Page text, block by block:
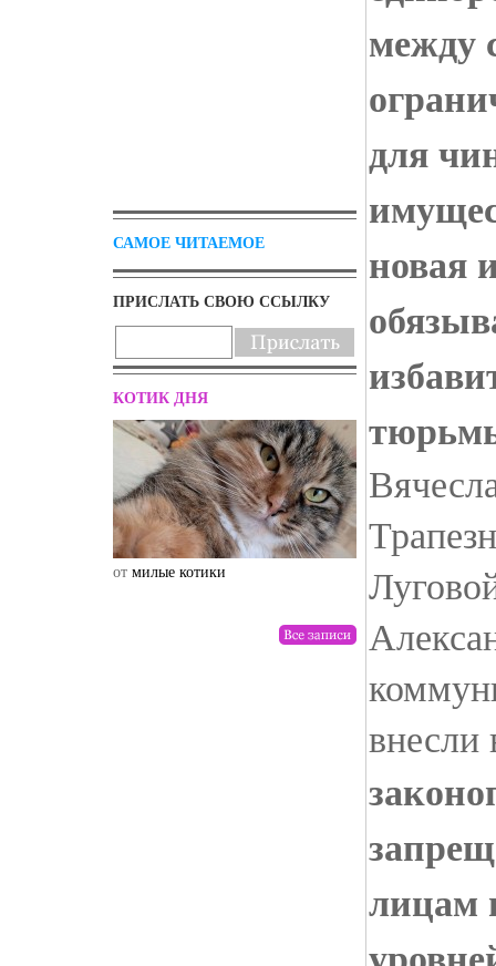
САМОЕ ЧИТАЕМОЕ
ПРИСЛАТЬ СВОЮ ССЫЛКУ
КОТИК ДНЯ
от милые котики от
между
для
новая
внесли
лицам